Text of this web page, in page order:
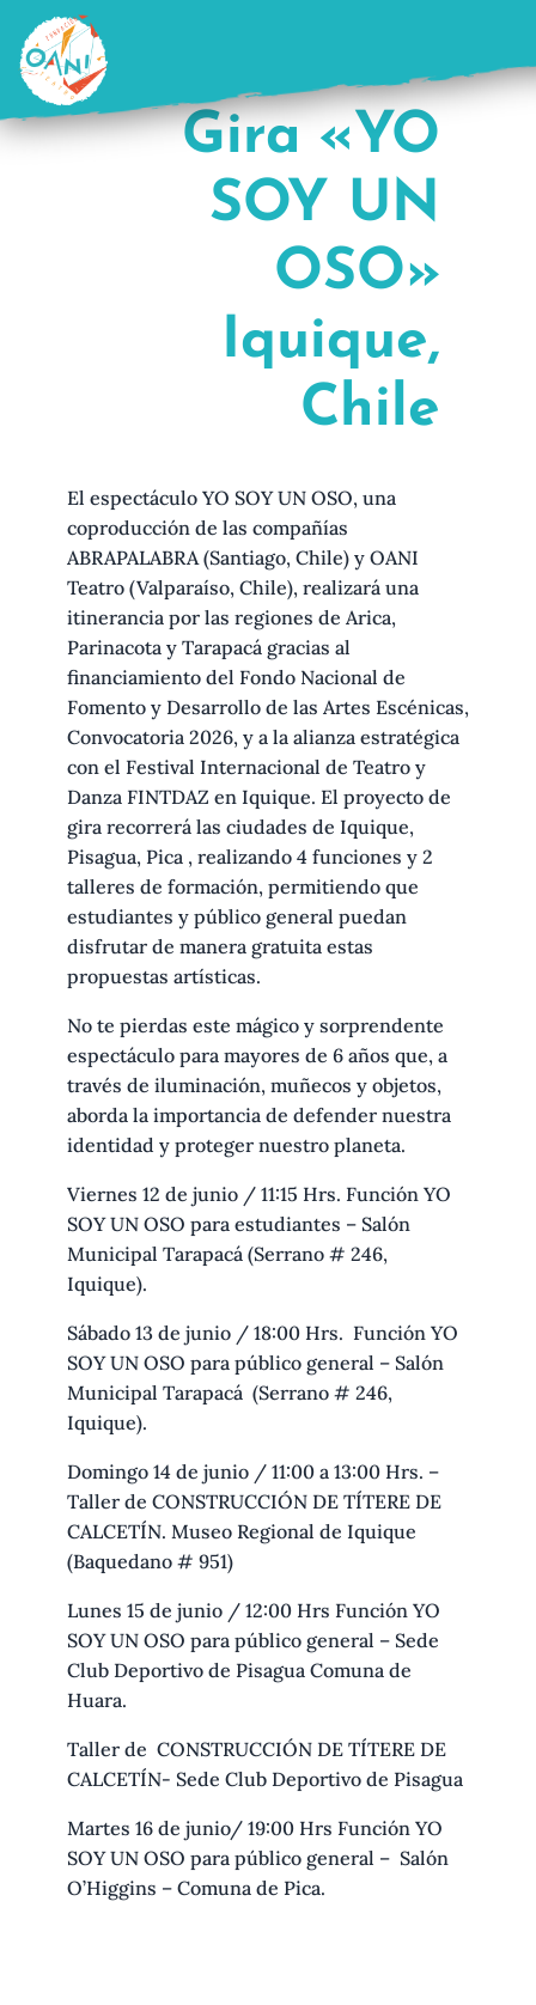
contenido
Gira «YO
SOY UN
OSO»
Iquique,
Chile
El espectáculo YO SOY UN OSO, una
coproducción de las compañías
ABRAPALABRA (Santiago, Chile) y OANI
Teatro (Valparaíso, Chile), realizará una
itinerancia por las regiones de Arica,
Parinacota y Tarapacá gracias al
financiamiento del Fondo Nacional de
Fomento y Desarrollo de las Artes Escénicas,
Convocatoria 2026, y a la alianza estratégica
con el Festival Internacional de Teatro y
Danza FINTDAZ en Iquique. El proyecto de
gira recorrerá las ciudades de Iquique,
Pisagua, Pica , realizando 4 funciones y 2
talleres de formación, permitiendo que
estudiantes y público general puedan
disfrutar de manera gratuita estas
propuestas artísticas.
No te pierdas este mágico y sorprendente
espectáculo para mayores de 6 años que, a
través de iluminación, muñecos y objetos,
aborda la importancia de defender nuestra
identidad y proteger nuestro planeta.
Viernes 12 de junio / 11:15 Hrs. Función YO
SOY UN OSO para estudiantes – Salón
Municipal Tarapacá (Serrano # 246,
Iquique).
Sábado 13 de junio / 18:00 Hrs. Función YO
SOY UN OSO para público general – Salón
Municipal Tarapacá (Serrano # 246,
Iquique).
Domingo 14 de junio / 11:00 a 13:00 Hrs. –
Taller de CONSTRUCCIÓN DE TÍTERE DE
CALCETÍN. Museo Regional de Iquique
(Baquedano # 951)
Lunes 15 de junio / 12:00 Hrs Función YO
SOY UN OSO para público general – Sede
Club Deportivo de Pisagua Comuna de
Huara.
Taller de CONSTRUCCIÓN DE TÍTERE DE
CALCETÍN- Sede Club Deportivo de Pisagua
Martes 16 de junio/ 19:00 Hrs Función YO
SOY UN OSO para público general – Salón
O’Higgins – Comuna de Pica.